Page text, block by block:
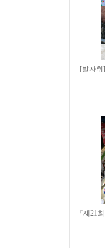
[발자
『제21